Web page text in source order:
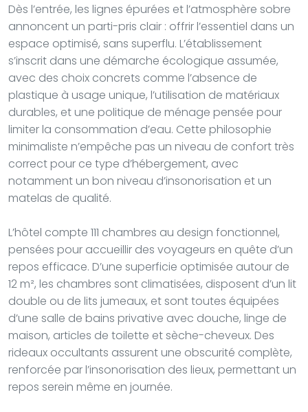
Dès l’entrée, les lignes épurées et l’atmosphère sobre
annoncent un parti-pris clair : offrir l’essentiel dans un
espace optimisé, sans superflu. L’établissement
s’inscrit dans une démarche écologique assumée,
avec des choix concrets comme l’absence de
plastique à usage unique, l’utilisation de matériaux
durables, et une politique de ménage pensée pour
limiter la consommation d’eau. Cette philosophie
minimaliste n’empêche pas un niveau de confort très
correct pour ce type d’hébergement, avec
notamment un bon niveau d’insonorisation et un
matelas de qualité.
L’hôtel compte 111 chambres au design fonctionnel,
pensées pour accueillir des voyageurs en quête d’un
repos efficace. D’une superficie optimisée autour de
12 m², les chambres sont climatisées, disposent d’un lit
double ou de lits jumeaux, et sont toutes équipées
d’une salle de bains privative avec douche, linge de
maison, articles de toilette et sèche-cheveux. Des
rideaux occultants assurent une obscurité complète,
renforcée par l’insonorisation des lieux, permettant un
repos serein même en journée.